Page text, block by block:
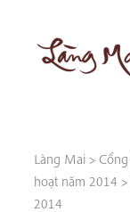
content
Làng Mai >
hoạt năm 2014 >
2014